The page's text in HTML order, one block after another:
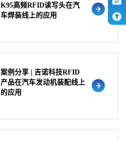
K95高频RFID读写头在汽
车焊装线上的应用
案例分享 | 吉诺科技RFID
产品在汽车发动机装配线上
的应用